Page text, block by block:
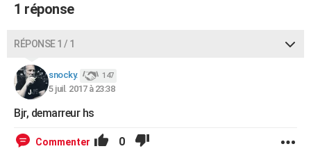
COPAINS D'AVANT
FORUM
Bricolage
Lifestyle
Culture
Sport
Auto
Television
Voyage
Cinema
1 réponse
RÉPONSE 1 / 1
snocky. 147
5 juil. 2017 à 23:38
Bjr, demarreur hs
Commenter 0